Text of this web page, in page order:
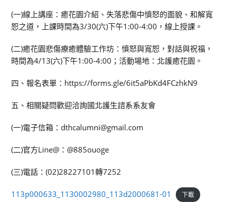
(一)線上講座：癒花園介紹、失落悲傷中憤怒的面貌、和解寬
恕之道，上課時間為3/30(六)下午1:00-4:00，線上授課。
(二)癒花園悲傷療癒體驗工作坊：憤怒與寬恕，對話與祝福，
時間為4/13(六)下午1:00-4:00；活動場地：北護癒花園。
四、報名表單：https://forms.gle/6it5aPbKd4FCzhkN9
五、相關疑問歡迎洽詢國北護生諮系系友會
(一)電子信箱：dthcalumni@gmail.com
(二)官方Line@：@885ouoge
(三)電話：(02)28227101轉7252
113p000633_1130002980_113d2000681-01 下載